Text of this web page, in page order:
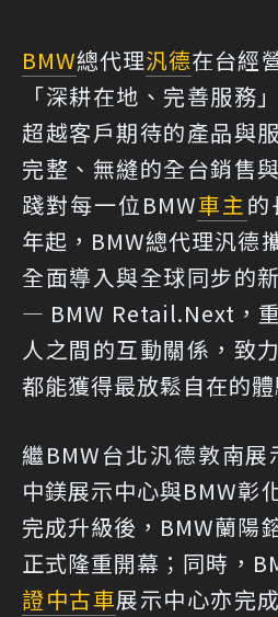
BMW總代理汎德在台經
「深耕在地、完善服務
超越客戶期待的產品與
完整、無縫的全台銷售
踐對每一位BMW車主的
年起，BMW總代理汎德
全面導入與全球同步的
— BMW Retail.Next，
人之間的互動關係，致
都能獲得最放鬆自在的體
繼BMW台北汎德敦南
中鎂展示中心與BMW彰
完成升級後，BMW蘭陽
正式隆重開幕；同時，
證中古車展示中心亦完